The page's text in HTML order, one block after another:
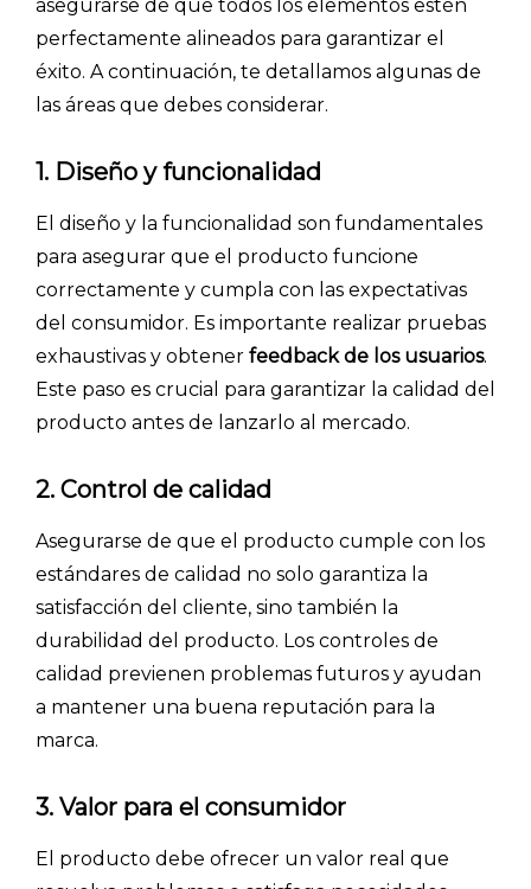
asegurarse de que todos los elementos estén
perfectamente alineados para garantizar el
éxito. A continuación, te detallamos algunas de
las áreas que debes considerar.
1. Diseño y funcionalidad
El diseño y la funcionalidad son fundamentales
para asegurar que el producto funcione
correctamente y cumpla con las expectativas
del consumidor. Es importante realizar pruebas
exhaustivas y obtener feedback de los usuarios.
Este paso es crucial para garantizar la calidad del
producto antes de lanzarlo al mercado.
2. Control de calidad
Asegurarse de que el producto cumple con los
estándares de calidad no solo garantiza la
satisfacción del cliente, sino también la
durabilidad del producto. Los controles de
calidad previenen problemas futuros y ayudan
a mantener una buena reputación para la
marca.
3. Valor para el consumidor
El producto debe ofrecer un valor real que